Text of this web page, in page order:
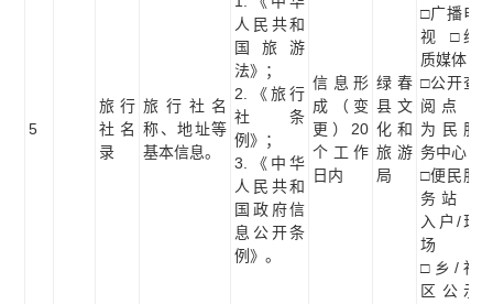
5
旅行
社名
录
旅行社名
称、地址等
基本信息。
人民共和
国旅游
法》；
2.《旅行
社条
例》；
3.《中华
人民共和
国政府信
息公开条
例》。
信息形
成（变
更）20
个工作
日内
绿春
县文
化和
旅游
局
□广播电
视 □纸
质媒体
□公开查
阅点 □
为民服
务中心
□便民服
务站 □
入户/现
场
□乡/社
区公示